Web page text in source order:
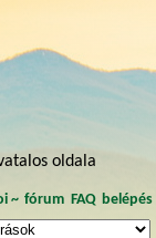
oldala
~ fórum FAQ belépés